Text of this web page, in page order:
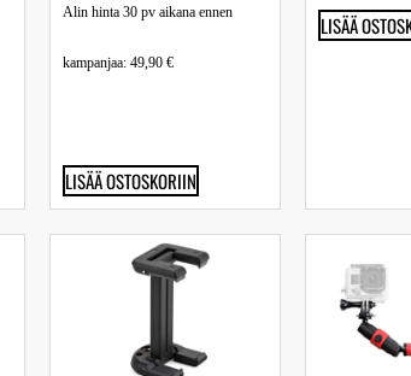
Alin hinta 30 pv aikana ennen
kampanjaa: 49,90 €
LISÄÄ OSTOSKORIIN
LISÄÄ